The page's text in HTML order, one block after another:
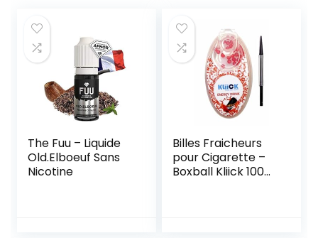
The Fuu – Liquide
Old.Elboeuf Sans
Nicotine
Billes Fraicheurs
pour Cigarette –
Boxball Kliick 100